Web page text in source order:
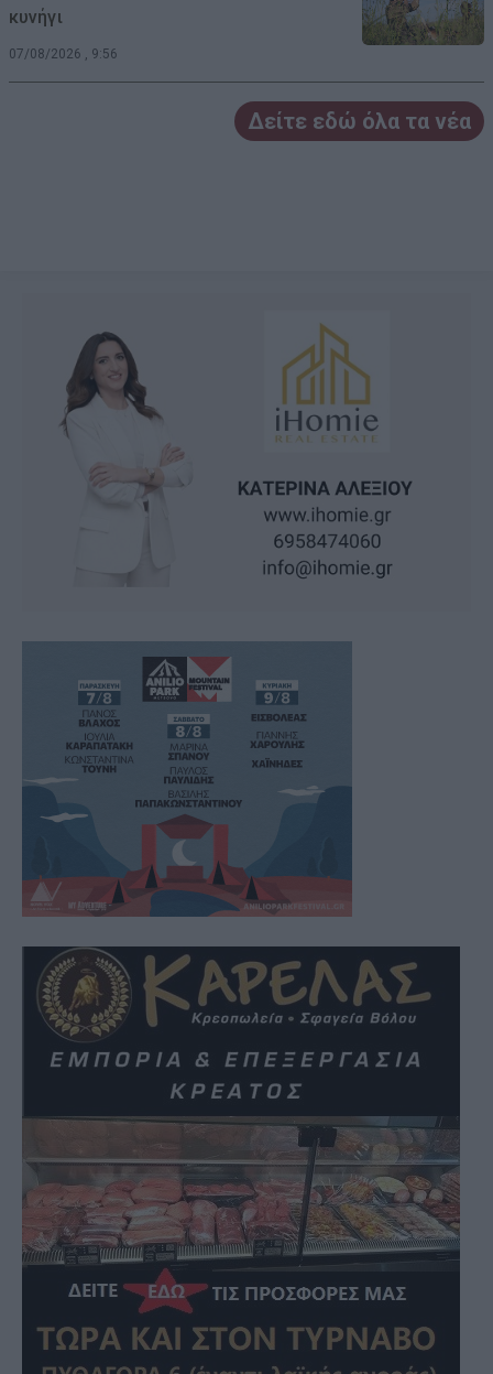
κυνήγι
07/08/2026 , 9:56
Δείτε εδώ όλα τα νέα